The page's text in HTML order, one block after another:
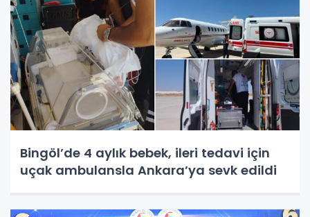
Bingöl’de 4 aylık bebek, ileri tedavi için
uçak ambulansla Ankara’ya sevk edildi